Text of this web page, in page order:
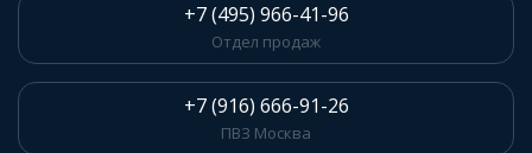
+7 (495) 966-41-96
Отдел продаж
+7 (916) 666-91-26
ПВЗ Москва